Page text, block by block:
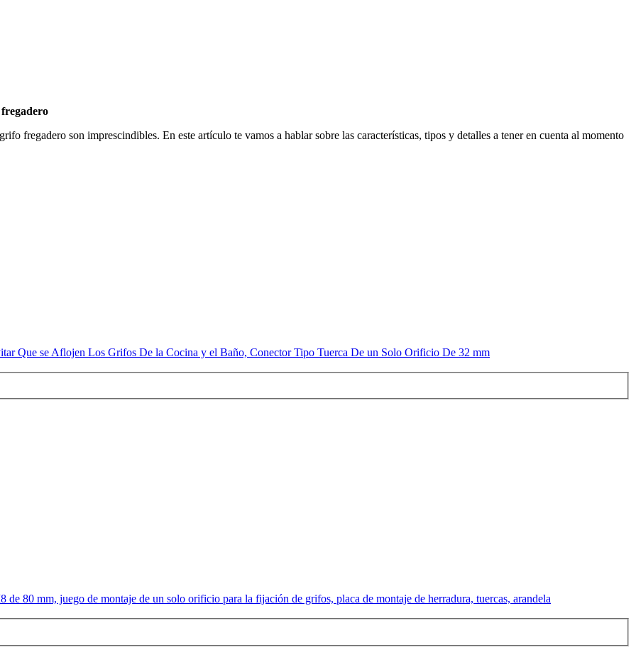
fregadero son imprescindibles. En este artículo te vamos a hablar sobre las características, tipos y detalles a tener en cuenta al momento
Que se Aflojen Los Grifos De la Cocina y el Baño, Conector Tipo Tuerca De un Solo Orificio De 32 mm
80 mm, juego de montaje de un solo orificio para la fijación de grifos, placa de montaje de herradura, tuercas, arandela